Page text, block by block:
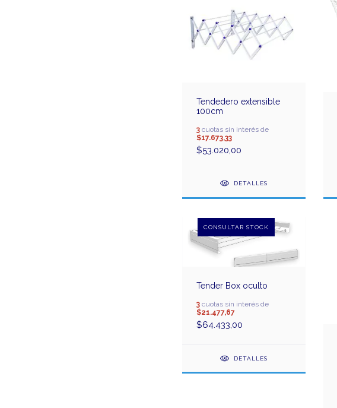
Tendedero extensible
100cm
3 cuotas sin interés de
$17.673,33
$53.020,00
DETALLES
Tender Box oculto
3 cuotas sin interés de
$21.477,67
$64.433,00
DETALLES